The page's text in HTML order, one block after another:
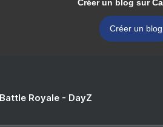
Créer un blog sur
Créer un blog
Royale - DayZ